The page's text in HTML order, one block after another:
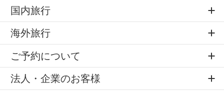
国内旅行
海外旅行
ご予約について
法人・企業のお客様